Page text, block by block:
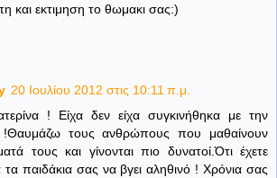
και εκτιμηση το θωμακι σας:)
20 Ιουλίου 2012 στις 10:11 π.μ.
! Είχα δεν είχα συγκινήθηκα με την
!Θαυμάζω τους ανθρώπους που μαθαίνουν
τους και γίνονται πιο δυνατοί.Ότι έχετε
τα παιδάκια σας να βγει αληθινό ! Χρόνια σας